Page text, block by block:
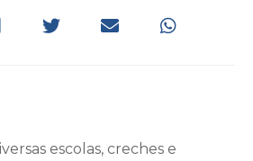
escolas, creches e